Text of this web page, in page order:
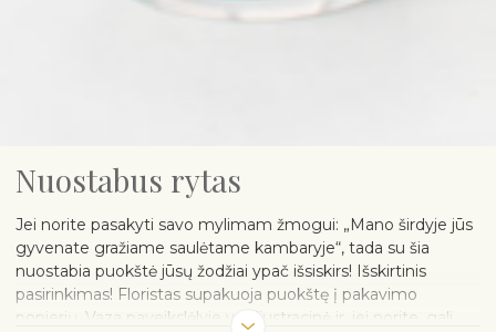
Nuostabus rytas
Jei norite pasakyti savo mylimam žmogui: „Mano širdyje jūs
gyvenate gražiame saulėtame kambaryje“, tada su šia
nuostabia puokštė jūsų žodžiai ypač išsiskirs! Išskirtinis
pasirinkimas! Floristas supakuoja puokštę į pakavimo
popierių. Vaza paveikslėlyje yra iliustracinė ir, jei norite, gali